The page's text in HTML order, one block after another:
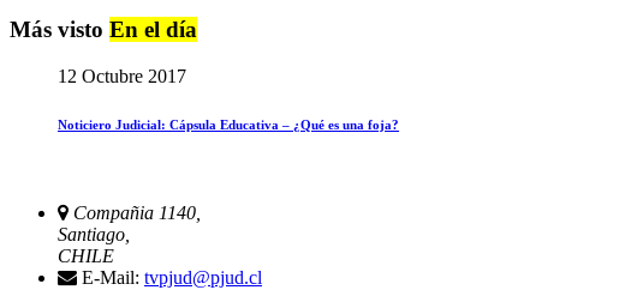
Más visto En el día
12 Octubre 2017
Noticiero Judicial: Cápsula Educativa – ¿Qué es una foja?
Compañia 1140,
Santiago,
CHILE
E-Mail: tvpjud@pjud.cl